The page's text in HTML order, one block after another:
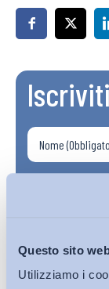
Questo sito
Utilizziamo i